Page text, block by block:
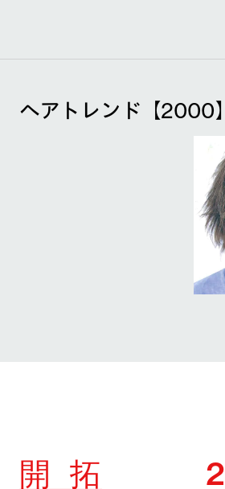
ヘアトレンド【2000】
開 拓 2